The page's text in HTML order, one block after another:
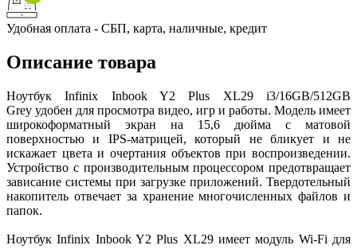
Удобная оплата - СБП, карта, наличные, кредит
Описание товара
Ноутбук Infinix Inbook Y2 Plus XL29 i3/16GB/512GB
Grey удобен для просмотра видео, игр и работы. Модель имеет
широкоформатный экран на 15,6 дюйма с матовой
поверхностью и IPS-матрицей, который не бликует и не
искажает цвета и очертания объектов при воспроизведении.
Устройство с производительным процессором предотвращает
зависание системы при загрузке приложений. Твердотельный
накопитель отвечает за хранение многочисленных файлов и
папок.
Ноутбук Infinix Inbook Y2 Plus XL29 имеет модуль Wi-Fi для